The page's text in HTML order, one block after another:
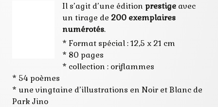
Il s’agit d’une édition prestige avec
un tirage de 200 exemplaires
numérotés.
* Format spécial : 12,5 x 21 cm
* 80 pages
* collection : oriflammes
* 54 poèmes
* une vingtaine d’illustrations en Noir et Blanc de
Park Jino